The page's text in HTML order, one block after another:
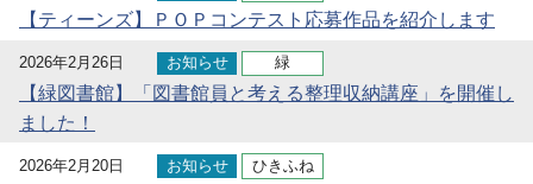
【ティーンズ】ＰＯＰコンテスト応募作品を紹介します
2026年2月26日 お知らせ 緑
【緑図書館】「図書館員と考える整理収納講座」を開催し
ました！
2026年2月20日 お知らせ ひきふね